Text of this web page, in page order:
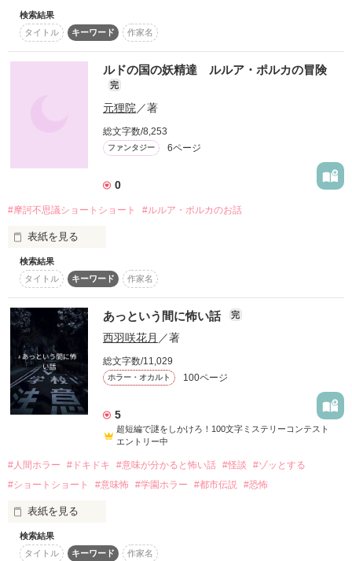
検索結果
タイトル
キーワード 作家名
ルドの国の妖精達 ルルア・ポルカの冒険
完
元狸院 ／著
総文字数/8,253
ファンタジー 6ページ
0
#摩訶不思議ショートショート #ルルア・ポルカのお話
表紙を見る
ルドの国の妖精ルルア・ポルカの摩訶不思議ショートショート
です。
作品を読む
検索結果
タイトル
キーワード 作家名
あっという間に怖い話 完
西羽咲花月 ／著
総文字数/11,029
ホラー・オカルト 100ページ
5
超短編で謎をしかけろ！100文字ミステリーコンテスト
エントリー中
#人間ホラー #ドキドキ #意味が分かると怖い話 #怪談
#ゾッとする
#ショートショート
#意味怖 #学園ホラー #都市伝説 #恐怖
表紙を見る
「あっ」と思ったら
検索結果
タイトル
キーワード 作家名